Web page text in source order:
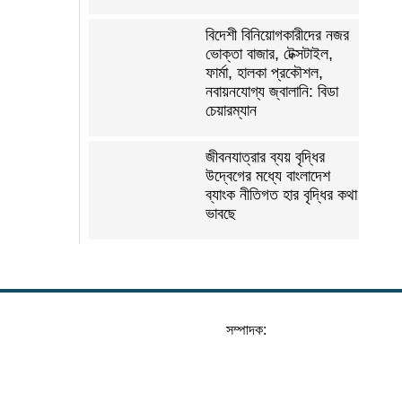
বিদেশী বিনিয়োগকারীদের নজর
ভোক্তা বাজার, টেক্সটাইল,
ফার্মা, হালকা প্রকৌশল,
নবায়নযোগ্য জ্বালানি: বিডা
চেয়ারম্যান
জীবনযাত্রার ব্যয় বৃদ্ধির
উদ্বেগের মধ্যে বাংলাদেশ
ব্যাংক নীতিগত হার বৃদ্ধির কথা
ভাবছে
সম্পাদক: